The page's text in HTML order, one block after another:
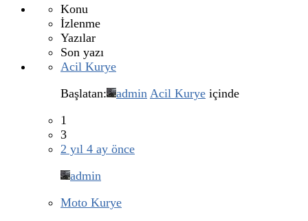
Konu
İzlenme
Yazılar
Son yazı
Acil Kurye
Başlatan:
admin Acil Kurye içinde
1
3
2 yıl 4 ay önce
admin
Moto Kurye